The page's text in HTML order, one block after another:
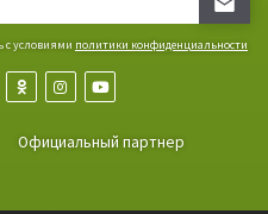
с условиями политики конфиденциальности
Официальный партнер